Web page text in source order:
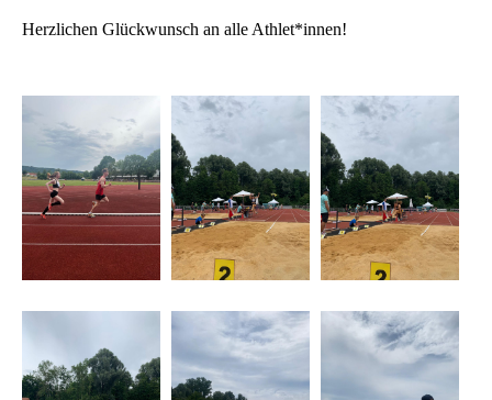
Herzlichen Glückwunsch an alle Athlet*innen!